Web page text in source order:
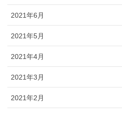
2021年6月
2021年5月
2021年4月
2021年3月
2021年2月